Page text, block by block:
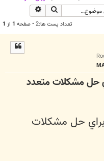
جستجو
تعداد پست ها:2 • صفحه 1 از 1
حل مشكلات متعدد
براي حل مشكلات